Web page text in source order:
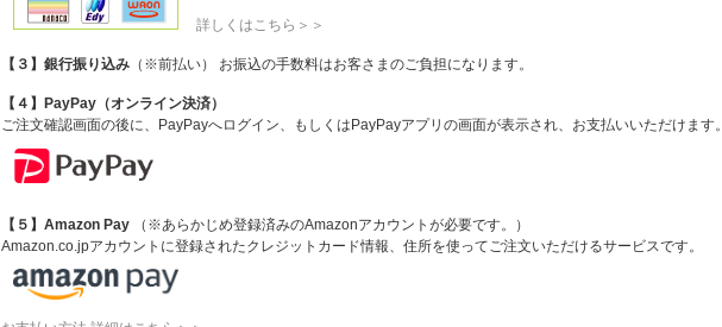
詳しくはこちら＞＞
【３】銀行振り込み （※前払い） お振込の手数料はお客さまのご負担になります。
【４】PayPay（オンライン決済）
ご注文確認画面の後に、PayPayへログイン、もしくはPayPayアプリの画面が表示され、お支払いいただけます。
【５】Amazon Pay （※あらかじめ登録済みのAmazonアカウントが必要です。）
Amazon.co.jpアカウントに登録されたクレジットカード情報、住所を使ってご注文いただけるサービスです。